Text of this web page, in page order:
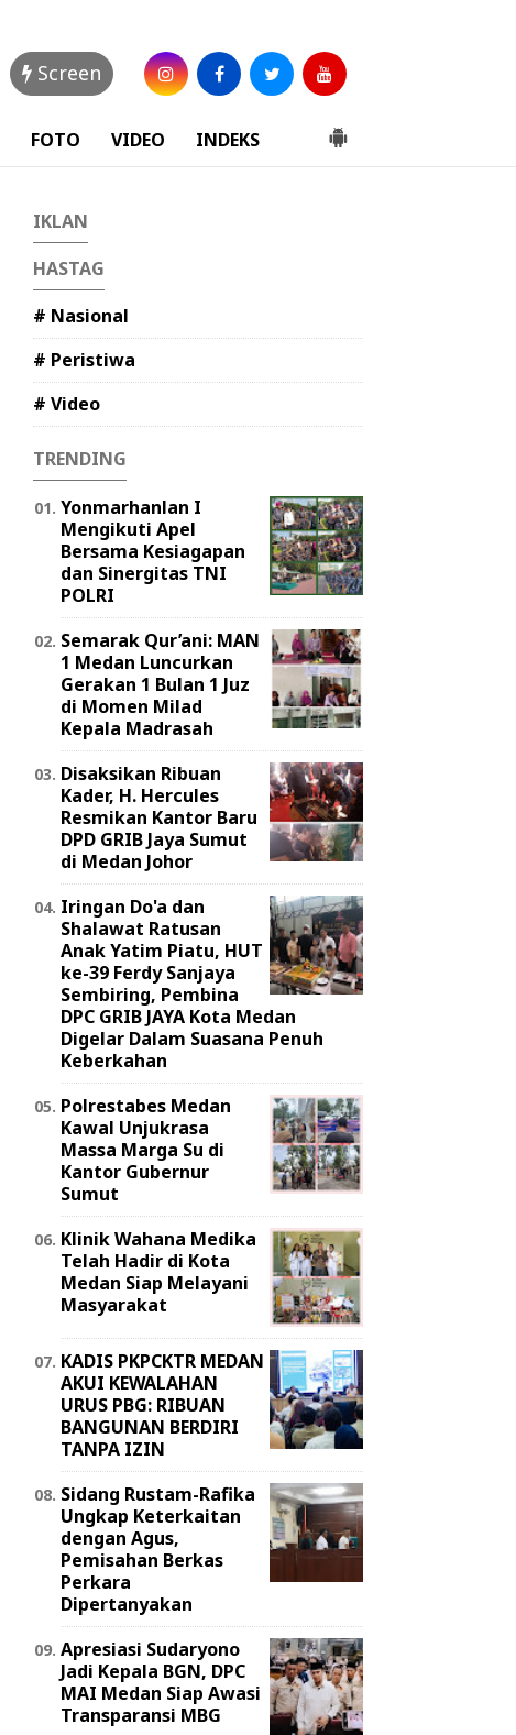
Screen
FOTO VIDEO INDEKS
IKLAN
HASTAG
# Nasional
# Peristiwa
# Video
TRENDING
Yonmarhanlan I
Mengikuti Apel
Bersama Kesiagapan
dan Sinergitas TNI
POLRI
Semarak Qur’ani: MAN
1 Medan Luncurkan
Gerakan 1 Bulan 1 Juz
di Momen Milad
Kepala Madrasah
Disaksikan Ribuan
Kader, H. Hercules
Resmikan Kantor Baru
DPD GRIB Jaya Sumut
di Medan Johor
Iringan Do'a dan
Shalawat Ratusan
Anak Yatim Piatu, HUT
ke-39 Ferdy Sanjaya
Sembiring, Pembina
DPC GRIB JAYA Kota Medan
Digelar Dalam Suasana Penuh
Keberkahan
Polrestabes Medan
Kawal Unjukrasa
Massa Marga Su di
Kantor Gubernur
Sumut
Klinik Wahana Medika
Telah Hadir di Kota
Medan Siap Melayani
Masyarakat
KADIS PKPCKTR MEDAN
AKUI KEWALAHAN
URUS PBG: RIBUAN
BANGUNAN BERDIRI
TANPA IZIN
Sidang Rustam-Rafika
Ungkap Keterkaitan
dengan Agus,
Pemisahan Berkas
Perkara
Dipertanyakan
Apresiasi Sudaryono
Jadi Kepala BGN, DPC
MAI Medan Siap Awasi
Transparansi MBG